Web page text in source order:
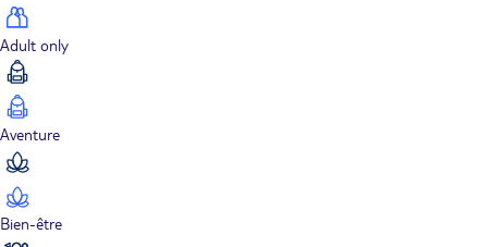
Adult only
Aventure
Bien-être